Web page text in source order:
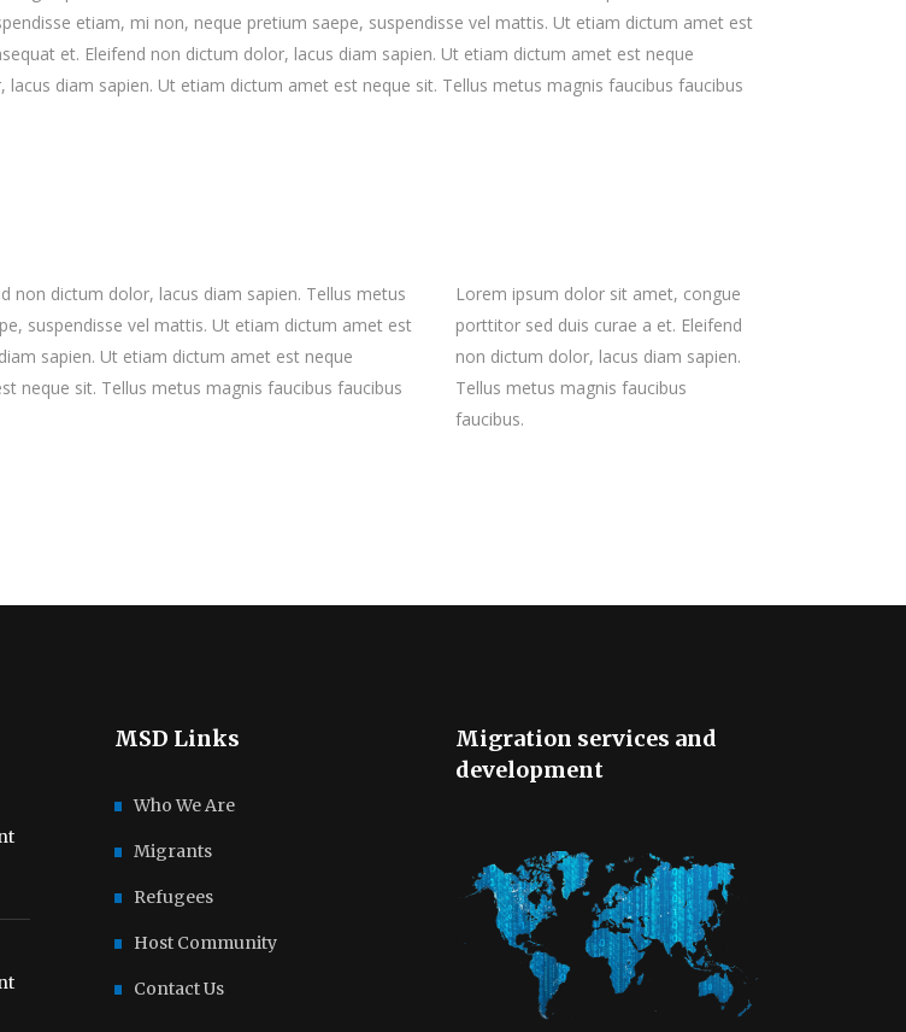
etiam, mi non, neque pretium saepe, suspendisse vel mattis. Ut etiam dictum amet est
et. Eleifend non dictum dolor, lacus diam sapien. Ut etiam dictum amet est neque
lacus diam sapien. Ut etiam dictum amet est neque sit. Tellus metus magnis faucibus faucibus
non dictum dolor, lacus diam sapien. Tellus metus
suspendisse vel mattis. Ut etiam dictum amet est
sapien. Ut etiam dictum amet est neque
neque sit. Tellus metus magnis faucibus faucibus
Lorem ipsum dolor sit amet, congue
porttitor sed duis curae a et. Eleifend
non dictum dolor, lacus diam sapien.
Tellus metus magnis faucibus
faucibus.
MSD Links
Who We Are
Migrants
Refugees
Host Community
Contact Us
Migration services and
development